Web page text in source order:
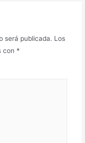
será publicada. Los
con *